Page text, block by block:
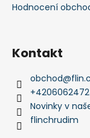
Hodnocení
Kontakt
obchod@
Novinky v
flinchrudim